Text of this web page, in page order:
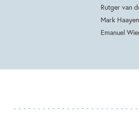
Rutger van
Mark
Emanuel